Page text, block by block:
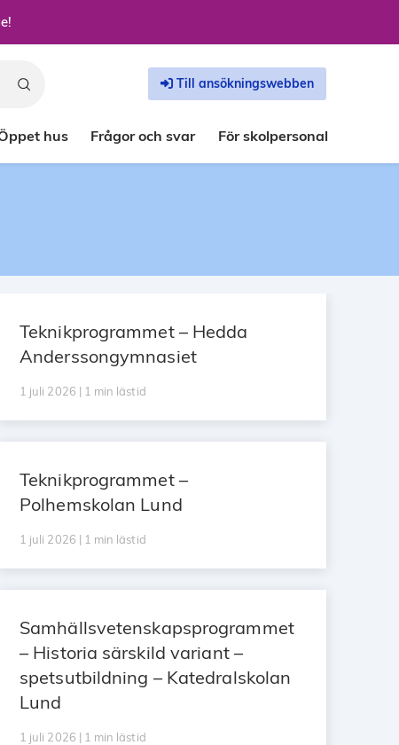
hus Frågor och svar För skolpersonal
Till ansökningswebben
Teknikprogrammet – Hedda
Anderssongymnasiet
1 juli 2026 | 1 min lästid
Teknikprogrammet –
Polhemskolan Lund
1 juli 2026 | 1 min lästid
Samhällsvetenskapsprogrammet
– Historia särskild variant –
spetsutbildning – Katedralskolan
Lund
1 juli 2026 | 1 min lästid